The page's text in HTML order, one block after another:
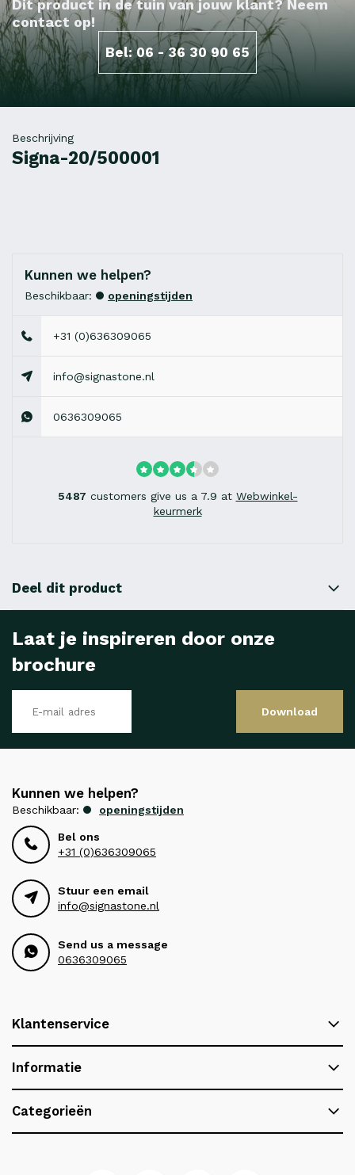
Dit product in de tuin van jouw klant? Neem
contact op!
Bel: 06 - 36 30 90 65
Beschrijving
Signa-20/500001
Kunnen we helpen?
Beschikbaar: openingstijden
+31 (0)636309065
info@signastone.nl
0636309065
5487 customers give us a 7.9 at Webwinkel-
keurmerk
Deel dit product
Laat je inspireren door onze
brochure
Download
Kunnen we helpen?
Beschikbaar: openingstijden
Bel ons
+31 (0)636309065
Stuur een email
info@signastone.nl
Send us a message
0636309065
Klantenservice
Informatie
Categorieën